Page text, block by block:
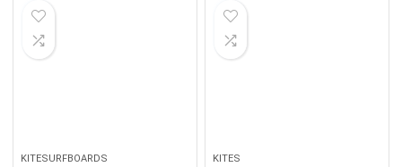
KITESURFBOARDS KITES